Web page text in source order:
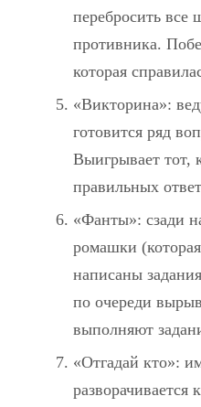
перебросить все
противника.
которая
«Викторина»:
готовится ряд
Выигрывает тот,
правильных
«Фанты»: сзади
ромашки
написаны
по очереди
выполняют
«Отгадай кто»:
разворачивается